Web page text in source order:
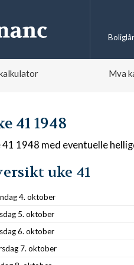
Mva
41 1948
41 1948 med eventuelle
uke 41
4. oktober
5. oktober
6. oktober
7. oktober